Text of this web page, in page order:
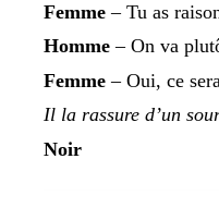
Femme – Tu as
Homme – On va
Femme – Oui, ce
Il la rassure dʼun
Noir